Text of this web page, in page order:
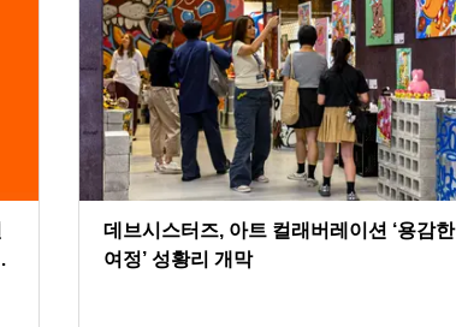
데브시스터즈, 아트 컬래버레이션 ‘용감한
여정’ 성황리 개막